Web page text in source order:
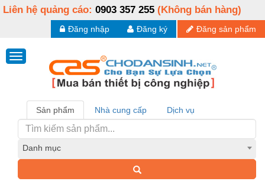
Liên hệ quảng cáo: 0903 357 255 (Không bán hàng)
Đăng sản phẩm
Đăng ký
Đăng nhập
Sản phẩm Nhà cung cấp Dịch vụ
Danh mục